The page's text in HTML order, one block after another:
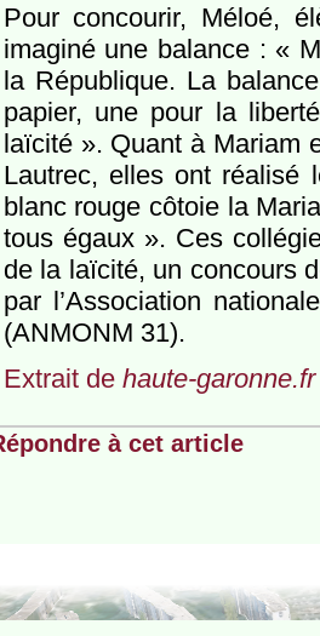
Pour concourir, Méloé,
imaginé une balance : «
la République. La
papier, une pour la
laïcité ». Quant à Mariam
Lautrec, elles ont
blanc rouge côtoie la
tous égaux ». Ces
de la laïcité, un concours
par l’Association
(ANMONM 31).
Extrait de haute-garonne.fr
à cet article